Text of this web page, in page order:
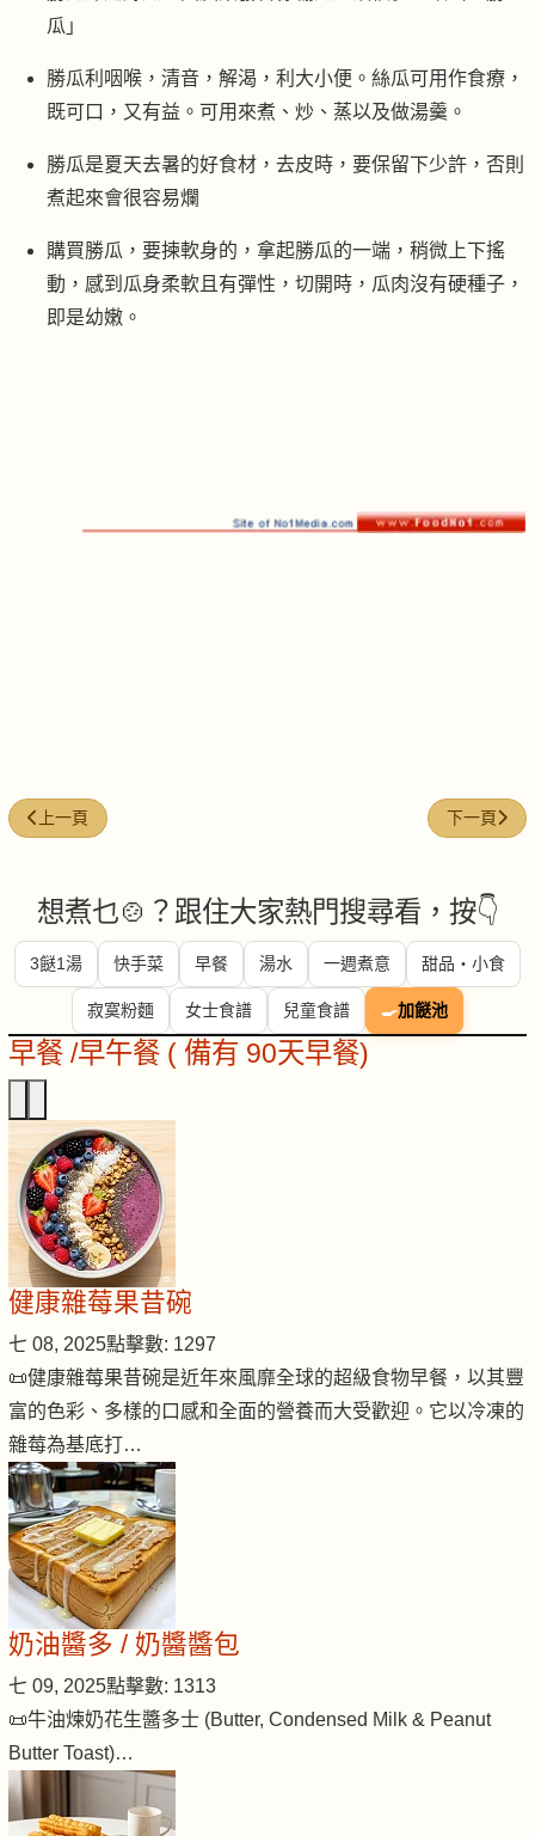
瓜」
勝瓜利咽喉，清音，解渴，利大小便。絲瓜可用作食療，
既可口，又有益。可用來煮、炒、蒸以及做湯羹。
勝瓜是夏天去暑的好食材，去皮時，要保留下少許，否則
煮起來會很容易爛
購買勝瓜，要揀軟身的，拿起勝瓜的一端，稍微上下搖
動，感到瓜身柔軟且有彈性，切開時，瓜肉沒有硬種子，
即是幼嫩。
上一篇文章: 鴛鴦腸炒菠菜
上一頁 下一篇文章
下一頁
想煮乜🍲？跟住大家熱門搜尋看，按👇
3餸1湯 快手菜 早餐 湯水 一週煮意 甜品・小食
寂寞粉麵 女士食譜 兒童食譜 🍳加餸池
早餐 /早午餐 ( 備有 90天早餐)
健康雜莓果昔碗
七 08, 2025點擊數: 1297
📜健康雜莓果昔碗是近年來風靡全球的超級食物早餐，以其豐
富的色彩、多樣的口感和全面的營養而大受歡迎。它以冷凍的
雜莓為基底打…
奶油醬多 / 奶醬醬包
七 09, 2025點擊數: 1313
📜牛油煉奶花生醬多士 (Butter, Condensed Milk & Peanut
Butter Toast)…